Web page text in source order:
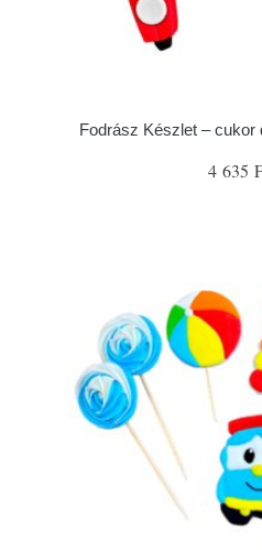
Fodrász Készlet –
4 635